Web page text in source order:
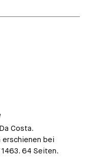
Costa.
erschienen bei
64 Seiten.